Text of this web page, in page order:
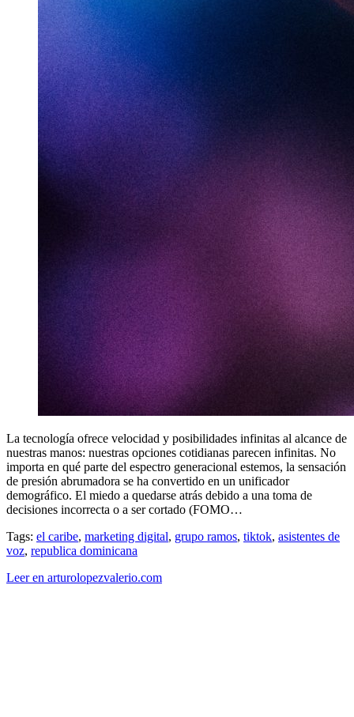
La tecnología ofrece velocidad y posibilidades infinitas al alcance de
nuestras manos: nuestras opciones cotidianas parecen infinitas. No
importa en qué parte del espectro generacional estemos, la sensación
de presión abrumadora se ha convertido en un unificador
demográfico. El miedo a quedarse atrás debido a una toma de
decisiones incorrecta o a ser cortado (FOMO…
Tags: el caribe, marketing digital, grupo ramos, tiktok, asistentes de
voz, republica dominicana
Leer en arturolopezvalerio.com